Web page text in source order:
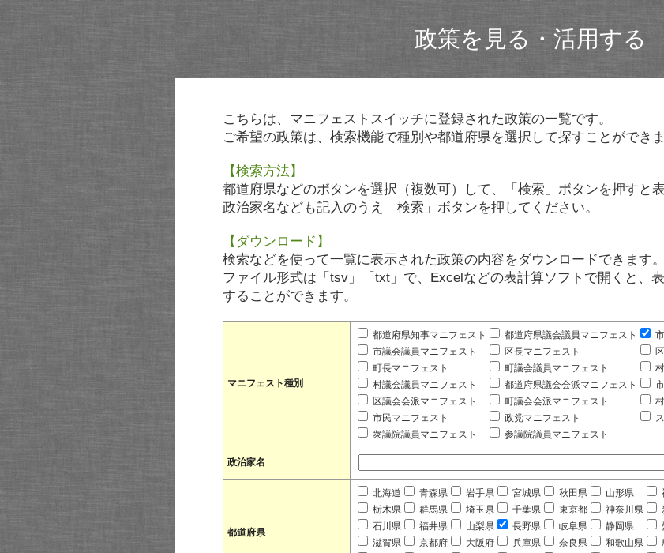
政策を見る・活用する
こちらは、マニフェストスイッチに登録された政策の一覧です。
ご希望の政策は、検索機能で種別や都道府県を選択して探すことができま
【検索方法】
都道府県などのボタンを選択（複数可）して、「検索」ボタンを押すと表
政治家名なども記入のうえ「検索」ボタンを押してください。
【ダウンロード】
検索などを使って一覧に表示された政策の内容をダウンロードできます。
ファイル形式は「tsv」「txt」で、Excelなどの表計算ソフトで開くと、
することができます。
マニフェスト種別
都道府県知事マニフェスト 都道府県議会議員マニフェスト
市議会議員マニフェスト
区長マニフェスト
町長マニフェスト
町議会議員マニフェスト
村議会議員マニフェスト
都道府県議会会派マニフェスト
区議会会派マニフェスト
町議会会派マニフェスト
市民マニフェスト
政党マニフェスト
衆議院議員マニフェスト
参議院議員マニフェスト
政治家名
都道府県
北海道 青森県 岩手県 宮城県 秋田県 山形県
栃木県
群馬県 埼玉県 千葉県 東京都 神奈川県
石川県
福井県 山梨県 長野県 岐阜県 静岡県
滋賀県
京都府 大阪府 兵庫県 奈良県 和歌山県